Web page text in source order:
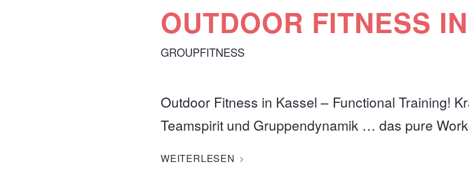
OUTDOOR FITNESS
GROUPFITNESS
Outdoor Fitness in Kassel – Functional Training!
Teamspirit und Gruppendynamik … das pure
WEITERLESEN